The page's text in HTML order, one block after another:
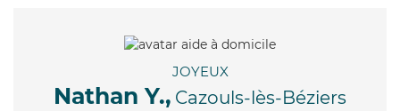
JOYEUX
Nathan Y., Cazouls-lès-Béziers